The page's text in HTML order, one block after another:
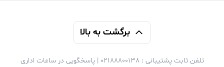
برگشت به بالا
تلفن ثابت پشتیبانی : 02188800138 | پاسخگویی در ساعات اداری